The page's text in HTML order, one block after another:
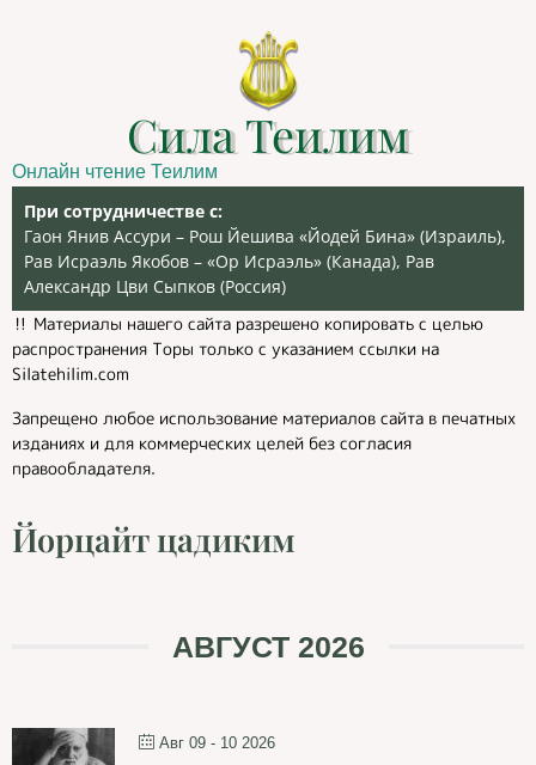
Сила Теилим
Онлайн чтение Теилим
При сотрудничестве с:
Гаон Янив Ассури – Рош Йешива «Йодей Бина» (Израиль),
Рав Исраэль Якобов – «Ор Исраэль» (Канада), Рав
Александр Цви Сыпков (Россия)
‼️ Материалы нашего сайта разрешено копировать с целью
распространения Торы только с указанием ссылки на
Silatehilim.com
Запрещено любое использование материалов сайта в печатных
изданиях и для коммерческих целей без согласия
правообладателя.
Йорцайт цадиким
АВГУСТ 2026
Авг 09 - 10 2026